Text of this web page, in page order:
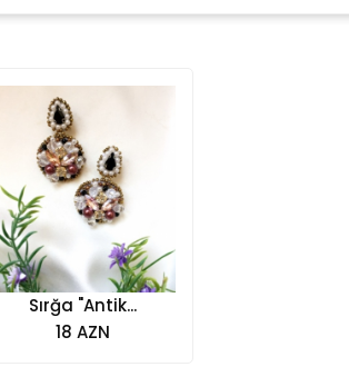
Sırğa "Antik...
18 AZN